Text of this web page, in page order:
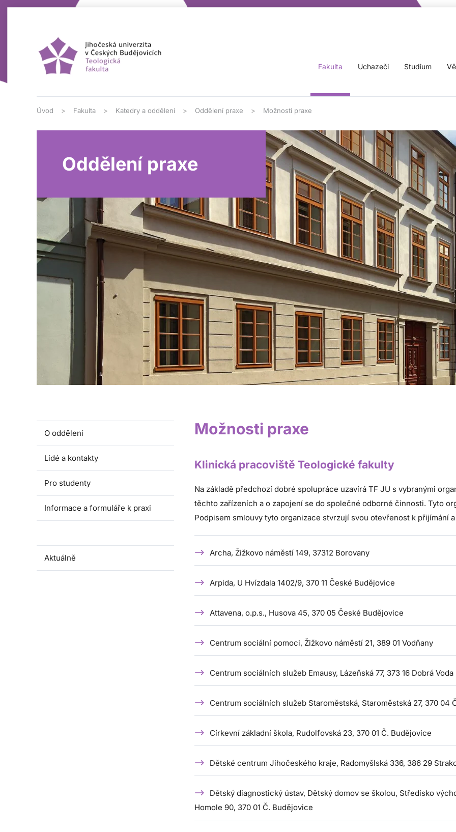
Fakulta Uchazeči Studium
Úvod Fakulta Katedry a oddělení Oddělení praxe Možnosti praxe
Oddělení praxe
O oddělení
Lidé a kontakty
Pro studenty
Informace a formuláře k praxi
Aktuálně
Možnosti praxe
Klinická pracoviště Teologické fakulty
Na základě předchozí dobré spolupráce uzavírá TF JU s vybranými
těchto zařízeních a o zapojení se do společné odborné činnosti. Tyto
Podpisem smlouvy tyto organizace stvrzují svou otevřenost k přijímání
Archa, Žižkovo náměstí 149, 37312 Borovany
Arpida, U Hvízdala 1402/9, 370 11 České Budějovice
Attavena, o.p.s., Husova 45, 370 05 České Budějovice
Centrum sociální pomoci, Žižkovo náměstí 21, 389 01 Vodňany
Centrum sociálních služeb Emausy, Lázeňská 77, 373 16 Dobrá Voda
Centrum sociálních služeb Staroměstská, Staroměstská 27, 370 04
Církevní základní škola, Rudolfovská 23, 370 01 Č. Budějovice
Dětské centrum Jihočeského kraje, Radomyšlská 336, 386 29
Dětský diagnostický ústav, Dětský domov se školou, Středisko
Homole 90, 370 01 Č. Budějovice